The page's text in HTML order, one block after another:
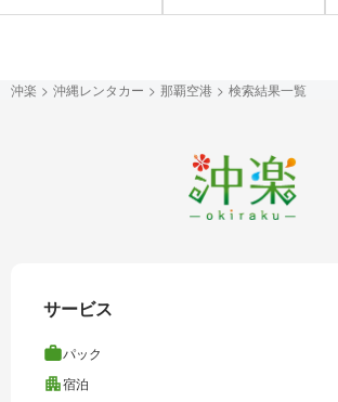
沖楽 沖縄レンタカー 那覇空港 検索結果一覧
サービス
パック
宿泊